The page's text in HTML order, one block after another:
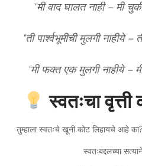
“मी वाद घालत नाही – मी
“ती पार्श्वभूमीची मुलगी नाहीये
“मी फक्त एक मुलगी नाहीये –
स्वतःचा
तुम्हाला स्वतःचे खूनी कोट लिहायचे आहे
स्वतःबद्दलच्या